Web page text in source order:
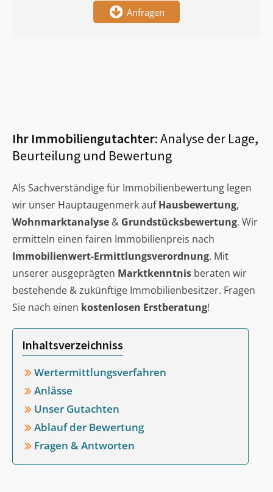
Anfragen
Ihr Immobiliengutachter:Analyse der Lage,
Beurteilung und Bewertung
Als Sachverständige für Immobilienbewertung legen
wir unser Hauptaugenmerk aufHausbewertung,
Wohnmarktanalyse & Grundstücksbewertung. Wir
ermitteln einen fairen Immobilienpreis nach
Immobilienwert-Ermittlungsverordnung. Mit
unserer ausgeprägten Marktkenntnis beraten wir
bestehende & zukünftige Immobilienbesitzer. Fragen
Sie nach einen kostenlosen Erstberatung!
Inhaltsverzeichniss
Wertermittlungsverfahren
Anlässe
Unser Gutachten
Ablauf der Bewertung
Fragen & Antworten